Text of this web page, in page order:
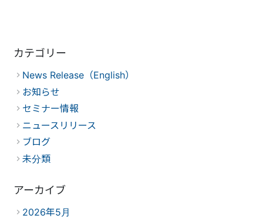
カテゴリー
News Release（English）
お知らせ
セミナー情報
ニュースリリース
ブログ
未分類
アーカイブ
2026年5月